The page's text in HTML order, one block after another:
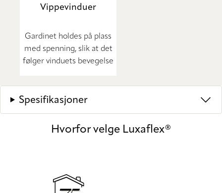
Vippevinduer
Gardinet holdes på plass
med spenning, slik at det
følger vinduets bevegelse
Spesifikasjoner
Hvorfor velge Luxaflex®